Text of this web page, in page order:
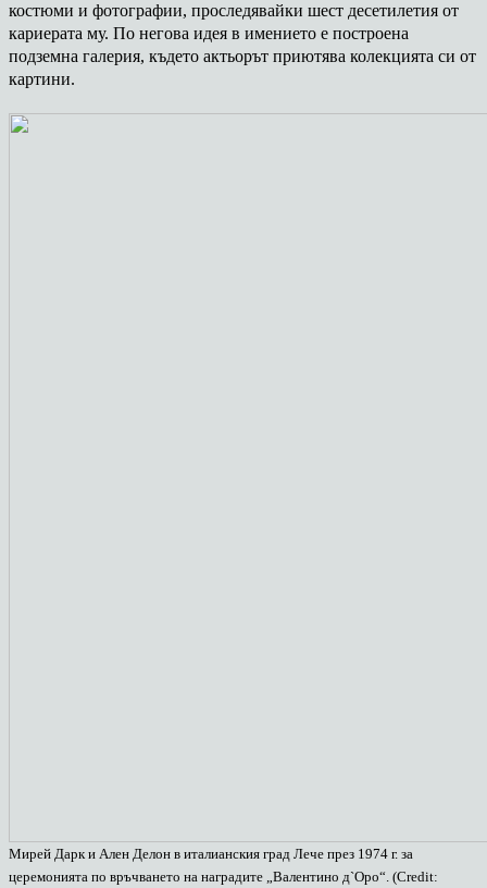
костюми и фотографии, проследявайки шест десетилетия от
кариерата му. По негова идея в имението е построена
подземна галерия, където актьорът приютява колекцията си от
картини.
Мирей Дарк и Ален Делон в италианския град Лече през 1974 г. за
церемонията по връчването на наградите „Валентино д`Оро“. (Credit: